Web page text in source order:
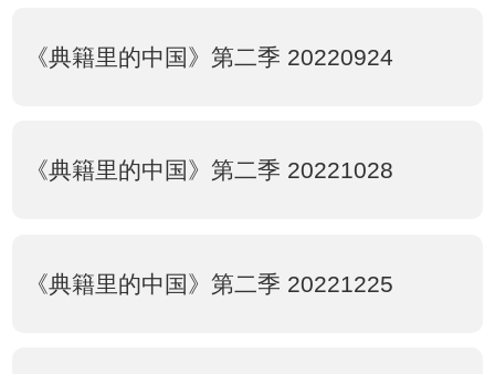
《典籍里的中国》第二季 20220924
《典籍里的中国》第二季 20221028
《典籍里的中国》第二季 20221225